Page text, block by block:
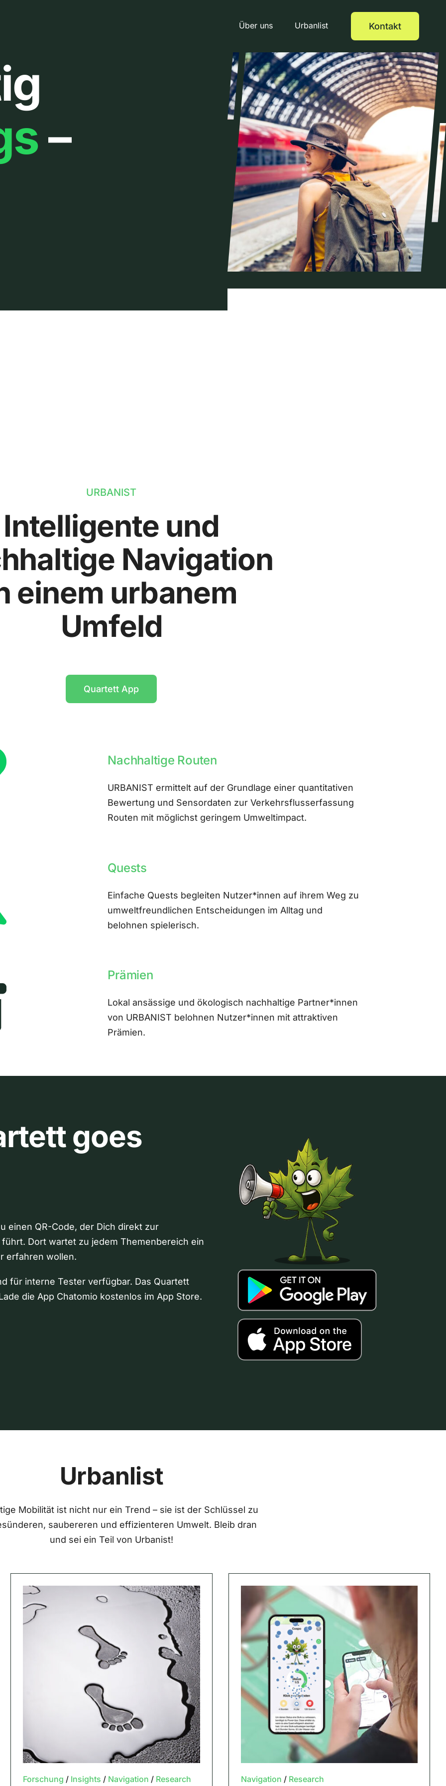
Über uns Urbanlist Kontakt
–
URBANIST
Intelligente und
Navigation
einem urbanem
Umfeld
Quartett App
Nachhaltige Routen
URBANIST ermittelt auf der Grundlage einer quantitativen
Bewertung und Sensordaten zur Verkehrsflusserfassung
Routen mit möglichst geringem Umweltimpact.
Quests
Einfache Quests begleiten Nutzer*innen auf ihrem Weg zu
umweltfreundlichen Entscheidungen im Alltag und
belohnen spielerisch.
Prämien
Lokal ansässige und ökologisch nachhaltige Partner*innen
von URBANIST belohnen Nutzer*innen mit attraktiven
Prämien.
goes
einen QR-Code, der Dich direkt zur
Dort wartet zu jedem Themenbereich ein
erfahren wollen.
für interne Tester verfügbar. Das Quartett
die App Chatomio kostenlos im App Store.
Urbanlist
Mobilität ist nicht nur ein Trend – sie ist der Schlüssel zu
saubereren und effizienteren Umwelt. Bleib dran
und sei ein Teil von Urbanist!
Forschung / Insights / Navigation / Research Navigation / Research